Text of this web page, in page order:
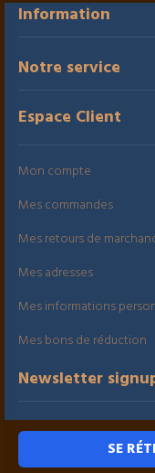
Information
Notre service
Espace Client
Mon compte
Mes commandes
Mes retours de
Mes adresses
Mes informations
Mes bons de réduction
Newsletter
SE